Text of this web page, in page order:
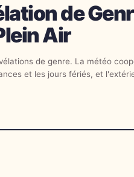
de
Air
de genre. La météo
et les jours fériés, et